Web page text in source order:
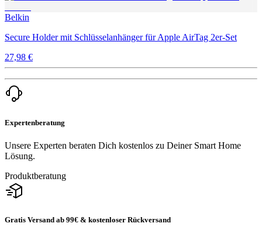
Belkin
Secure Holder mit Schlüsselanhänger für Apple AirTag 2er-Set
27,98 €
Expertenberatung
Unsere Experten beraten Dich kostenlos zu Deiner Smart Home
Lösung.
Produktberatung
Gratis Versand ab 99€ & kostenloser Rückversand